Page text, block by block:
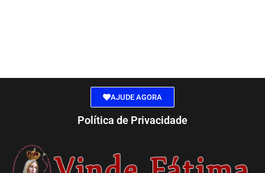
AJUDE AGORA
Política de Privacidade